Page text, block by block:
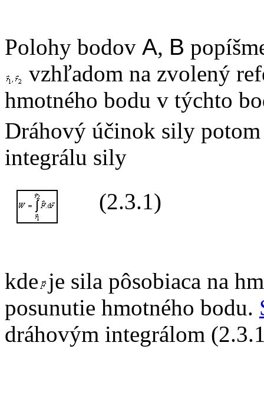
Polohy bodov A, B
vzhľadom na zvolený
hmotného bodu v týchto
Dráhový účinok sily
integrálu sily
(2.3.1)
kde je sila pôsobiaca na
posunutie hmotného bodu.
dráhovým integrálom